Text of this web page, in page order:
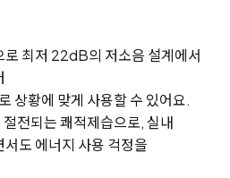
최저 22dB의 저소음 설계에서
상황에 맞게 사용할 수 있어요.
전되는 쾌적제습으로, 실내
도 에너지 사용 걱정을